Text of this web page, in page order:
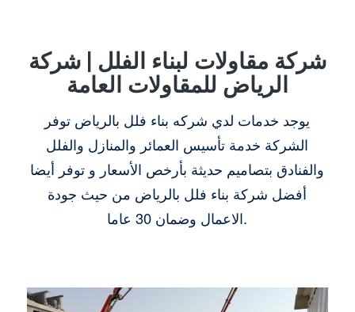
شركة مقاولات لبناء الفلل | شركة
الرياض للمقاولات العامة
يوجد خدمات لدي شركه بناء فلل بالرياض توفر
الشركة خدمة تأسيس العمائر والمنازل والفلل
والفنادق بتصاميم حديثة بأرخص الأسعار و توفر أيضا
أفضل شركة بناء فلل بالرياض من حيث جودة
الاعمال وضمان 30 عاما.